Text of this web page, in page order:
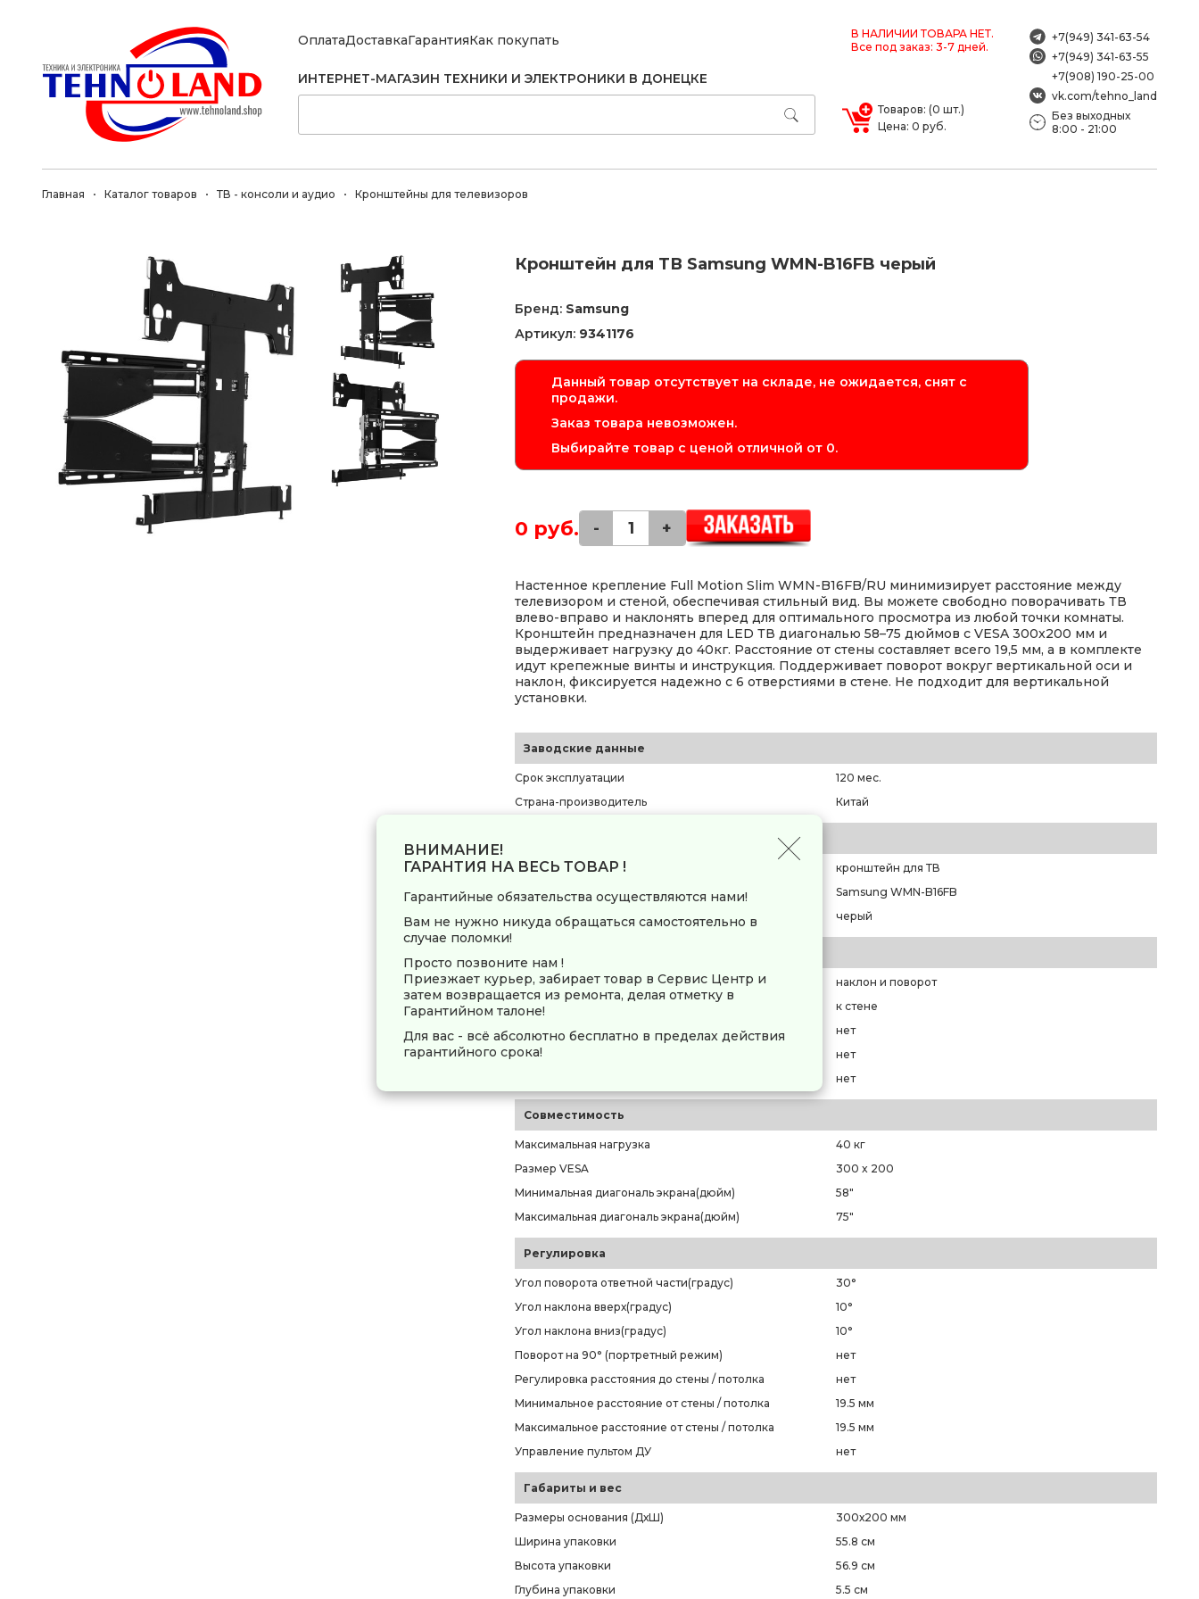
ОплатаДоставкаГарантияКак покупать
В НАЛИЧИИ ТОВАРА НЕТ.
Все под заказ: 3-7 дней.
ИНТЕРНЕТ-МАГАЗИН ТЕХНИКИ И ЭЛЕКТРОНИКИ В ДОНЕЦКЕ
Товаров: (0 шт.)
Цена: 0 руб.
+7(949) 341-63-54
+7(949) 341-63-55
+7(908) 190-25-00
vk.com/tehno_land
Без выходных
8:00 - 21:00
Главная Каталог товаров ТВ - консоли и аудио Кронштейны для телевизоров
Кронштейн для ТВ Samsung WMN-B16FB черый
Бренд: Samsung
Артикул: 9341176
Данный товар отсутствует на складе, не ожидается, снят с
продажи.
Заказ товара невозможен.
Выбирайте товар с ценой отличной от 0.
0 руб. - +
Настенное крепление Full Motion Slim WMN-B16FB/RU минимизирует расстояние между
телевизором и стеной, обеспечивая стильный вид. Вы можете свободно поворачивать ТВ
влево-вправо и наклонять вперед для оптимального просмотра из любой точки комнаты.
Кронштейн предназначен для LED ТВ диагональю 58–75 дюймов с VESA 300x200 мм и
выдерживает нагрузку до 40кг. Расстояние от стены составляет всего 19,5 мм, а в комплекте
идут крепежные винты и инструкция. Поддерживает поворот вокруг вертикальной оси и
наклон, фиксируется надежно с 6 отверстиями в стене. Не подходит для вертикальной
установки.
Заводские данные
Срок эксплуатации
120 мес.
Страна-производитель
Китай
Тип
кронштейн для ТВ
Модель
Samsung WMN-B16FB
Основной цвет
черый
Способ регулировки
наклон и поворот
Место крепления кронштейна
к стене
Встроенный уровень
нет
Кабель-канал
нет
нет
Совместимость
Максимальная нагрузка
40 кг
Размер VESA
300 x 200
Минимальная диагональ экрана(дюйм)
58"
Максимальная диагональ экрана(дюйм)
75"
Регулировка
Угол поворота ответной части(градус)
30°
Угол наклона вверх(градус)
10°
Угол наклона вниз(градус)
10°
Поворот на 90° (портретный режим)
нет
Регулировка расстояния до стены / потолка
нет
Минимальное расстояние от стены / потолка
19.5 мм
Максимальное расстояние от стены / потолка
19.5 мм
Управление пультом ДУ
нет
Габариты и вес
Размеры основания (ДхШ)
300х200 мм
Ширина упаковки
55.8 см
Высота упаковки
56.9 см
Глубина упаковки
5.5 см
ВНИМАНИЕ!
ГАРАНТИЯ НА ВЕСЬ ТОВАР !
Гарантийные обязательства осуществляются нами!
Вам не нужно никуда обращаться самостоятельно в
случае поломки!
Просто позвоните нам !
Приезжает курьер, забирает товар в Сервис Центр и
затем возвращается из ремонта, делая отметку в
Гарантийном талоне!
Для вас - всё абсолютно бесплатно в пределах действия
гарантийного срока!